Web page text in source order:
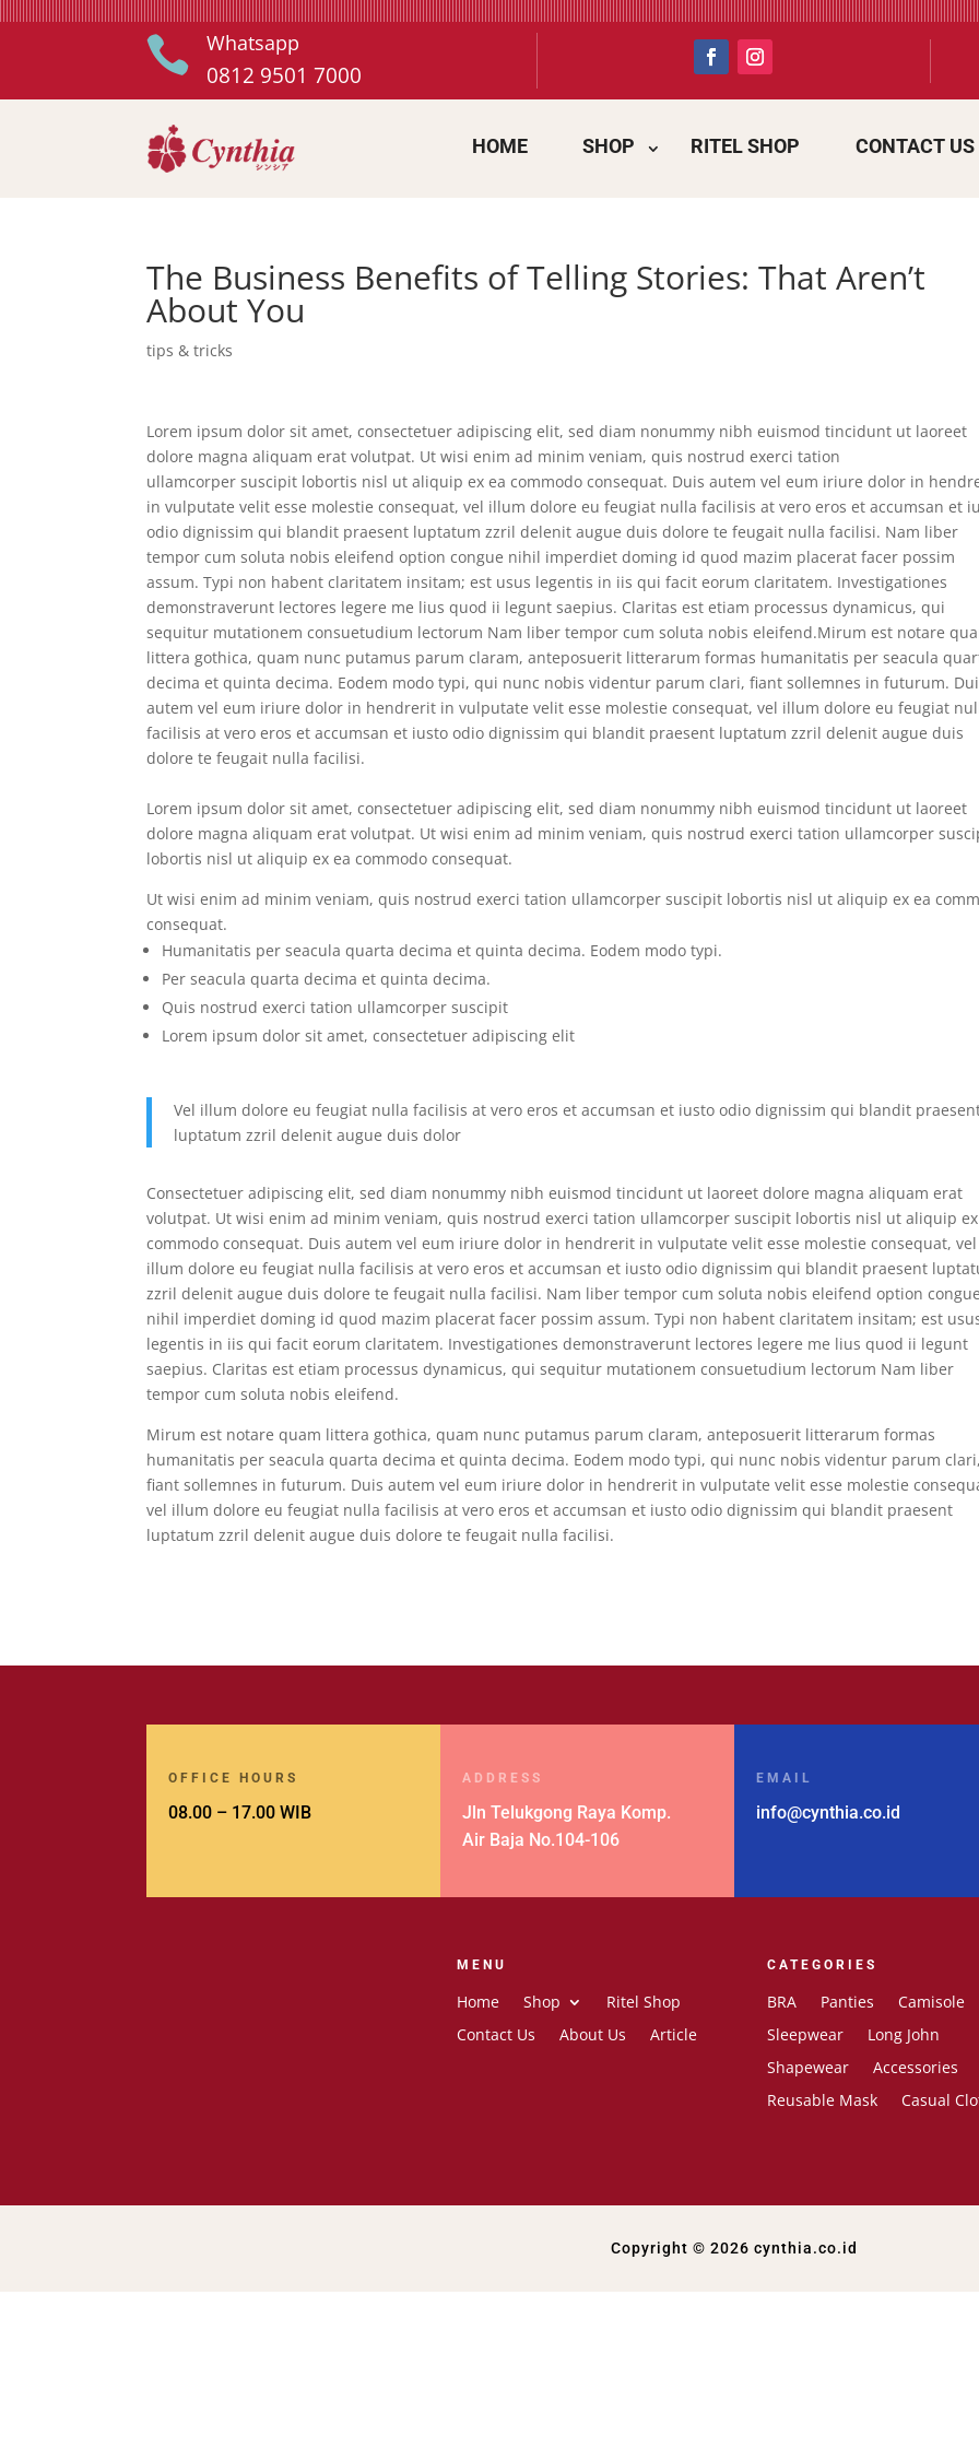
 Whatsapp
0812 9501 7000
HOME SHOP RITEL SHOP CONTACT US
The Business Benefits of Telling Stories: That Aren’t
About You
tips & tricks
Lorem ipsum dolor sit amet, consectetuer adipiscing elit, sed diam nonummy nibh euismod tincidunt ut laoreet
dolore magna aliquam erat volutpat. Ut wisi enim ad minim veniam, quis nostrud exerci tation
ullamcorper suscipit lobortis nisl ut aliquip ex ea commodo consequat. Duis autem vel eum iriure dolor in
in vulputate velit esse molestie consequat, vel illum dolore eu feugiat nulla facilisis at vero eros et accumsan et
odio dignissim qui blandit praesent luptatum zzril delenit augue duis dolore te feugait nulla facilisi. Nam liber
tempor cum soluta nobis eleifend option congue nihil imperdiet doming id quod mazim placerat facer possim
assum. Typi non habent claritatem insitam; est usus legentis in iis qui facit eorum claritatem. Investigationes
demonstraverunt lectores legere me lius quod ii legunt saepius. Claritas est etiam processus dynamicus, qui
sequitur mutationem consuetudium lectorum Nam liber tempor cum soluta nobis eleifend.Mirum est notare
littera gothica, quam nunc putamus parum claram, anteposuerit litterarum formas humanitatis per seacula
decima et quinta decima. Eodem modo typi, qui nunc nobis videntur parum clari, fiant sollemnes in futurum.
autem vel eum iriure dolor in hendrerit in vulputate velit esse molestie consequat, vel illum dolore eu feugiat
facilisis at vero eros et accumsan et iusto odio dignissim qui blandit praesent luptatum zzril delenit augue duis
dolore te feugait nulla facilisi.
Lorem ipsum dolor sit amet, consectetuer adipiscing elit, sed diam nonummy nibh euismod tincidunt ut laoreet
dolore magna aliquam erat volutpat. Ut wisi enim ad minim veniam, quis nostrud exerci tation ullamcorper
lobortis nisl ut aliquip ex ea commodo consequat.
Ut wisi enim ad minim veniam, quis nostrud exerci tation ullamcorper suscipit lobortis nisl ut aliquip ex ea
consequat.
Humanitatis per seacula quarta decima et quinta decima. Eodem modo typi.
Per seacula quarta decima et quinta decima.
Quis nostrud exerci tation ullamcorper suscipit
Lorem ipsum dolor sit amet, consectetuer adipiscing elit
Vel illum dolore eu feugiat nulla facilisis at vero eros et accumsan et iusto odio dignissim qui blandit
luptatum zzril delenit augue duis dolor
Consectetuer adipiscing elit, sed diam nonummy nibh euismod tincidunt ut laoreet dolore magna aliquam erat
volutpat. Ut wisi enim ad minim veniam, quis nostrud exerci tation ullamcorper suscipit lobortis nisl ut aliquip ex
commodo consequat. Duis autem vel eum iriure dolor in hendrerit in vulputate velit esse molestie consequat, vel
illum dolore eu feugiat nulla facilisis at vero eros et accumsan et iusto odio dignissim qui blandit praesent
zzril delenit augue duis dolore te feugait nulla facilisi. Nam liber tempor cum soluta nobis eleifend option congue
nihil imperdiet doming id quod mazim placerat facer possim assum. Typi non habent claritatem insitam; est
legentis in iis qui facit eorum claritatem. Investigationes demonstraverunt lectores legere me lius quod ii legunt
saepius. Claritas est etiam processus dynamicus, qui sequitur mutationem consuetudium lectorum Nam liber
tempor cum soluta nobis eleifend.
Mirum est notare quam littera gothica, quam nunc putamus parum claram, anteposuerit litterarum formas
humanitatis per seacula quarta decima et quinta decima. Eodem modo typi, qui nunc nobis videntur parum clari,
fiant sollemnes in futurum. Duis autem vel eum iriure dolor in hendrerit in vulputate velit esse molestie
vel illum dolore eu feugiat nulla facilisis at vero eros et accumsan et iusto odio dignissim qui blandit praesent
luptatum zzril delenit augue duis dolore te feugait nulla facilisi.
OFFICE HOURS
08.00 – 17.00 WIB
ADDRESS
Jln Telukgong Raya Komp.
Air Baja No.104-106
EMAIL
info@cynthia.co.id
MENU
Home Shop
Ritel Shop
Contact Us
About Us Article
CATEGORIES
BRA Panties
Camisole
Sleepwear
Long John
Shapewear
Accessories
Reusable Mask
Casual
Copyright © 2026 cynthia.co.id